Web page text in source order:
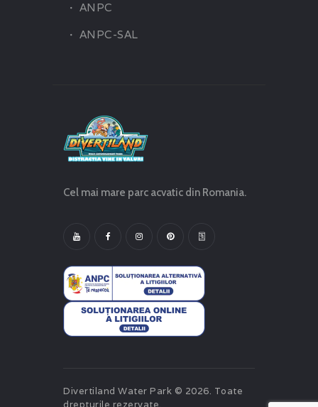
ANPC
ANPC-SAL
Cel mai mare parc acvatic din Romania.
Divertiland Water Park © 2026. Toate